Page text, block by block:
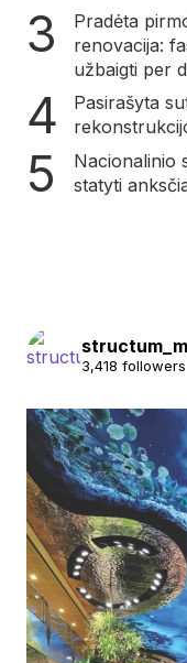
Pradėta
renovacija:
užbaigti per
Pasirašyta
Nacionalinio
statyti
3,418 followers